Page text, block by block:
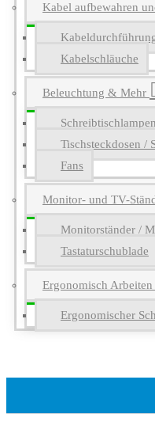
Kabel aufbewahren
Kabelschläuche
Beleuchtung & Mehr
Schreibtischlampen
Tischsteckdosen /
Fans
Monitor- und TV-
Monitorständer /
Tastaturschublade
Ergonomisch Arbeiten
Ergonomischer